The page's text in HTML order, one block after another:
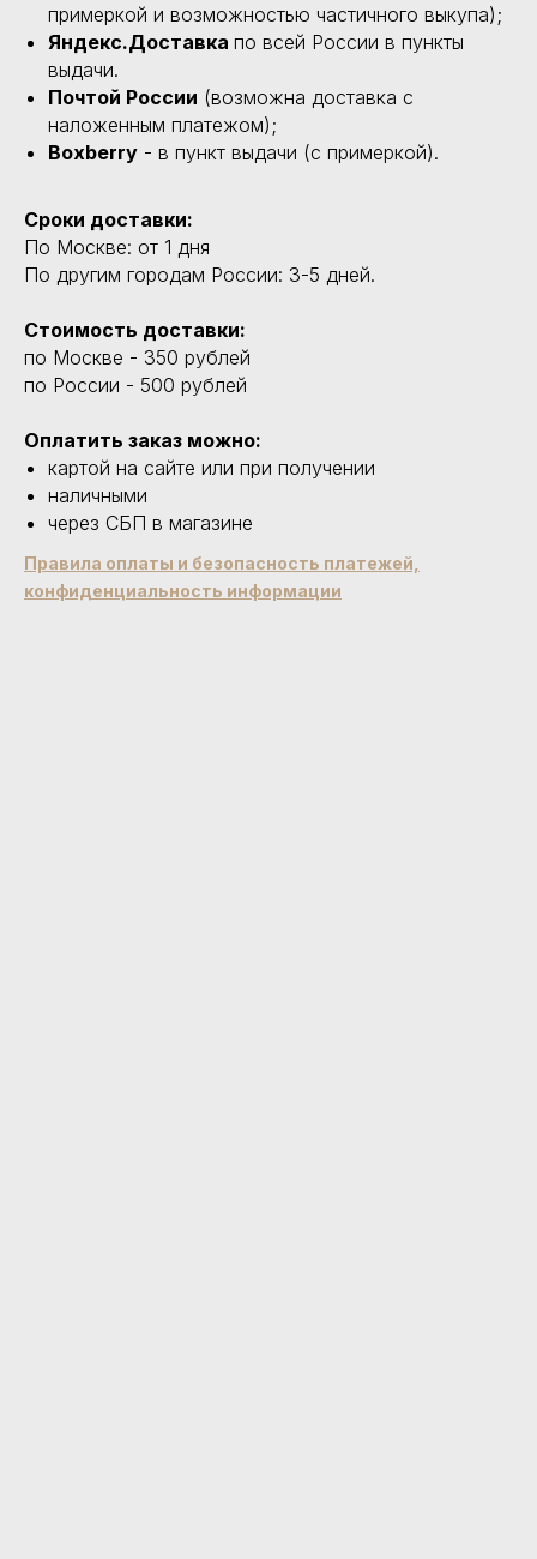
примеркой и возможностью частичного выкупа);
Яндекс.Доставка по всей России в пункты
выдачи.
Почтой России (возможна доставка с
наложенным платежом);
Boxberry - в пункт выдачи (с примеркой).
Сроки доставки:
По Москве: от 1 дня
По другим городам России: 3-5 дней.
Стоимость доставки:
по Москве - 350 рублей
по России - 500 рублей
Оплатить заказ можно:
картой на сайте или при получении
наличными
через СБП в магазине
Правила оплаты и безопасность платежей,
конфиденциальность информации